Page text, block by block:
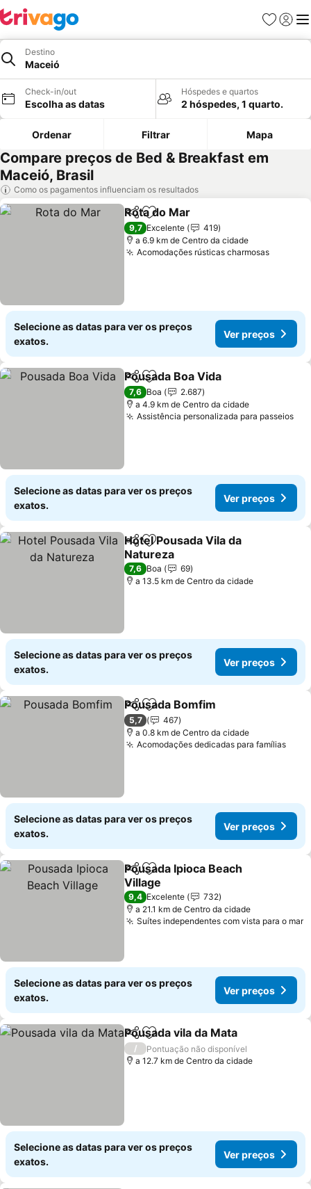
Favoritos
Iniciar
Destino
Maceió
Check-in/out
Escolha as datas
Hóspedes e quartos
2 hóspedes, 1 quarto.
Ordenar Filtrar Mapa
Compare preços de Bed & Breakfast em
Maceió, Brasil
Como os pagamentos influenciam os resultados
PartilharAdicionar aos favoritos
Rota do Mar
9,7 Excelente
419
a 6.9 km de Centro da cidade
Acomodações rústicas charmosasVer
Selecione as datas para ver os preços
exatos.
Ver preços
PartilharAdicionar aos favoritos
Pousada Boa Vida
7,6 Boa
2.687
a 4.9 km de Centro da cidade
Assistência personalizada para passeios
Selecione as datas para ver os preços
exatos.
Ver preços
PartilharAdicionar aos favoritos
Hotel Pousada Vila da
Natureza
Ver preços
7,6 Boa
69
a 13.5 km de Centro da cidade
Selecione as datas para ver os preços
exatos.
Ver preços
PartilharAdicionar aos favoritos
Pousada Bomfim
5,7
467
a 0.8 km de Centro da cidade
Acomodações dedicadas para famíliasVer
Selecione as datas para ver os preços
exatos.
Ver preços
PartilharAdicionar aos favoritos
Pousada Ipioca Beach
Village
Ver preços
9,4 Excelente
732
a 21.1 km de Centro da cidade
Suítes independentes com vista para o mar
Selecione as datas para ver os preços
exatos.
Ver preços
PartilharAdicionar aos favoritos
Pousada vila da Mata
/
Pontuação não disponível
a 12.7 km de Centro da cidade
Selecione as datas para ver os preços
exatos.
Ver preços